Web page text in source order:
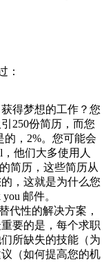
：
得梦想的工作？您
250份简历，而您
的，2%。您可能会
他们大多使用人
简历，这些简历从
，这就是为什么您
邮件。
代性的解决方案，
要的是，每个求职
所缺失的技能（为
（如何提高您的机